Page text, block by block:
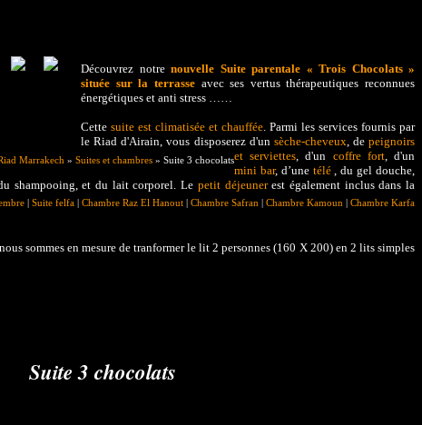
Marrakech » Suites et chambres » Suite 3 chocolats
| Suite felfa | Chambre Raz El Hanout | Chambre Safran | Chambre Kamoun | Chambre Karfa
Découvrez notre nouvelle Suite parentale « Trois Chocolats »
située sur la terrasseavec ses vertus thérapeutiques reconnues
énergétiques et anti stress ……
Cette suite est climatisée et chauffée. Parmi les services fournis par
le Riad d'Airain, vous disposerez d'un sèche-cheveux, de peignoirs
et serviettes, d'un coffre fort, d'un
mini bar, d’une télé, du gel douche,
shampooing, et du lait corporel. Le petit déjeunerest également inclus dans la
sommes en mesure de tranformer le lit 2 personnes (160 X 200) en 2 lits simples
Suite 3 chocolats